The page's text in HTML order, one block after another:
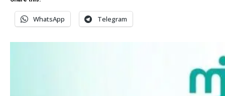
WhatsApp Telegram